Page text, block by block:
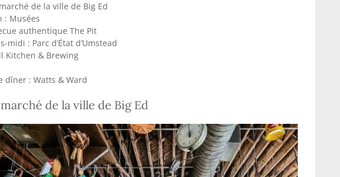
de la ville de Big Ed
: Musées
authentique The Pit
midi : Parc d’État d’Umstead
Kitchen & Brewing
dîner : Watts & Ward
de la ville de Big Ed